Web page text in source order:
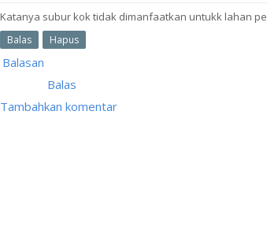
Katanya subur kok tidak dimanfaatkan untukk lahan
Balas Hapus
Balasan
Balas
Tambahkan komentar